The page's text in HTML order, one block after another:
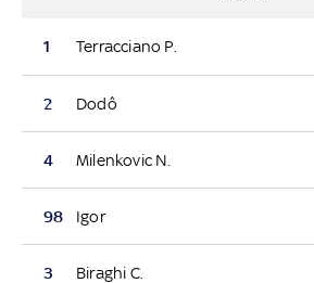
1 Terracciano P.
2 Dodô
4 Milenkovic N.
98 Igor
3 Biraghi C.